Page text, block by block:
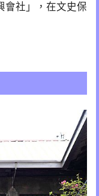
會社」，在文史保